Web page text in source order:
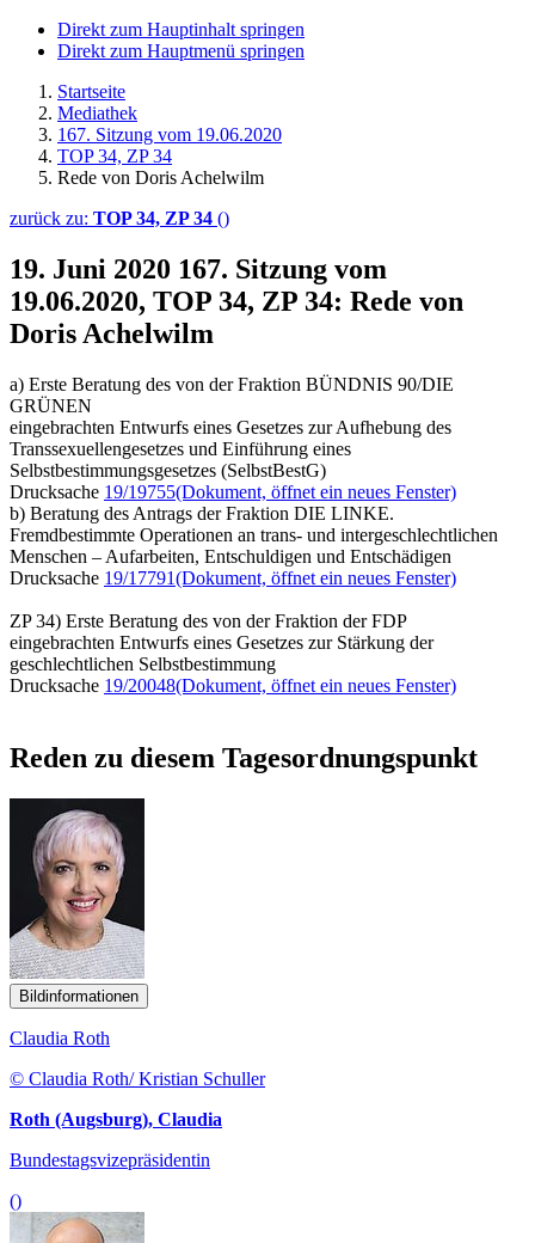
Direkt zum Hauptinhalt springen
Direkt zum Hauptmenü springen
Startseite
Mediathek
167. Sitzung vom 19.06.2020
TOP 34, ZP 34
Rede von Doris Achelwilm
zurück zu: TOP 34, ZP 34 ()
19. Juni 2020 167. Sitzung vom
19.06.2020, TOP 34, ZP 34: Rede von
Doris Achelwilm
a) Erste Beratung des von der Fraktion BÜNDNIS 90/DIE
GRÜNEN
eingebrachten Entwurfs eines Gesetzes zur Aufhebung des
Transsexuellengesetzes und Einführung eines
Selbstbestimmungsgesetzes (SelbstBestG)
Drucksache 19/19755(Dokument, öffnet ein neues Fenster)
b) Beratung des Antrags der Fraktion DIE LINKE.
Fremdbestimmte Operationen an trans- und intergeschlechtlichen
Menschen – Aufarbeiten, Entschuldigen und Entschädigen
Drucksache 19/17791(Dokument, öffnet ein neues Fenster)
ZP 34) Erste Beratung des von der Fraktion der FDP
eingebrachten Entwurfs eines Gesetzes zur Stärkung der
geschlechtlichen Selbstbestimmung
Drucksache 19/20048(Dokument, öffnet ein neues Fenster)
Reden zu diesem Tagesordnungspunkt
Bildinformationen
Claudia Roth
© Claudia Roth/ Kristian Schuller
Roth (Augsburg), Claudia
Bundestagsvizepräsidentin
()